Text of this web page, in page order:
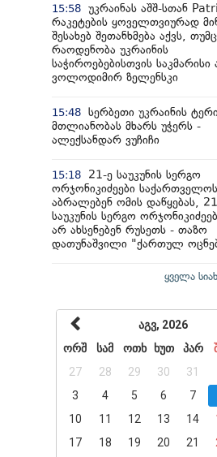
15:58 უკრაინას აშშ-სთან
რაკეტების ყოველთვიურად
შესახებ შეთანხმება აქვს,
რაოდენობა უკრაინის
საჭიროებებისთვის
ვოლოდიმირ ზელენსკი
15:48 სერბეთი უკრაინის
მთლიანობას მხარს უჭერს -
ალექსანდარ ვუჩიჩი
15:18
21-ე საუკუნის სერგო
ორჯონიკიძეები საქართველოს
აბრალებენ ომის დაწყებას,
საუკუნის სერგო
არ ახსენებენ რუსეთს - თაზო
დათუნაშვილი "ქართულ
ყველა
აგვ, 2026
ორშ
სამ ოთხ ხუთ პარ
27
28 29 30 31
3
4 5 6 7
10
11 12 13 14
17
18 19 20 21